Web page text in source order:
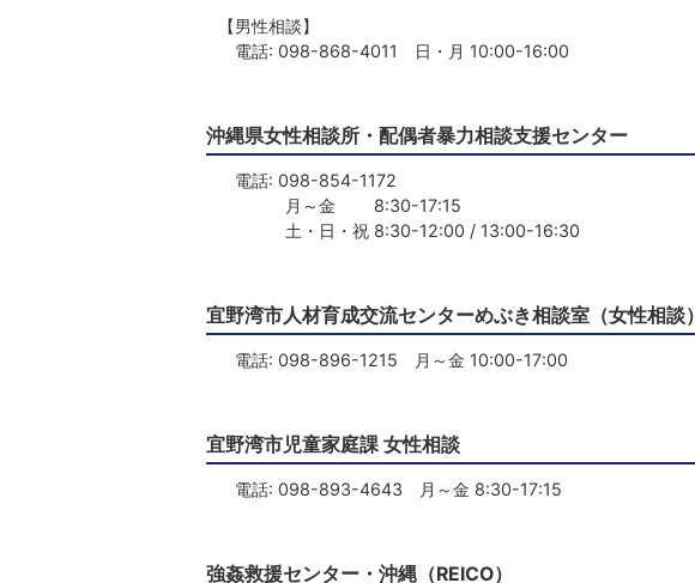
【男性相談】
電話: 098-868-4011 日・月 10:00-16:00
沖縄県女性相談所・配偶者暴力相談支援センター
電話: 098-854-1172
月～金 8:30-17:15
土・日・祝 8:30-12:00 / 13:00-16:30
宜野湾市人材育成交流センターめぶき相談室（女性相談）
電話: 098-896-1215 月～金 10:00-17:00
宜野湾市児童家庭課 女性相談
電話: 098-893-4643 月～金 8:30-17:15
強姦救援センター・沖縄（REICO）